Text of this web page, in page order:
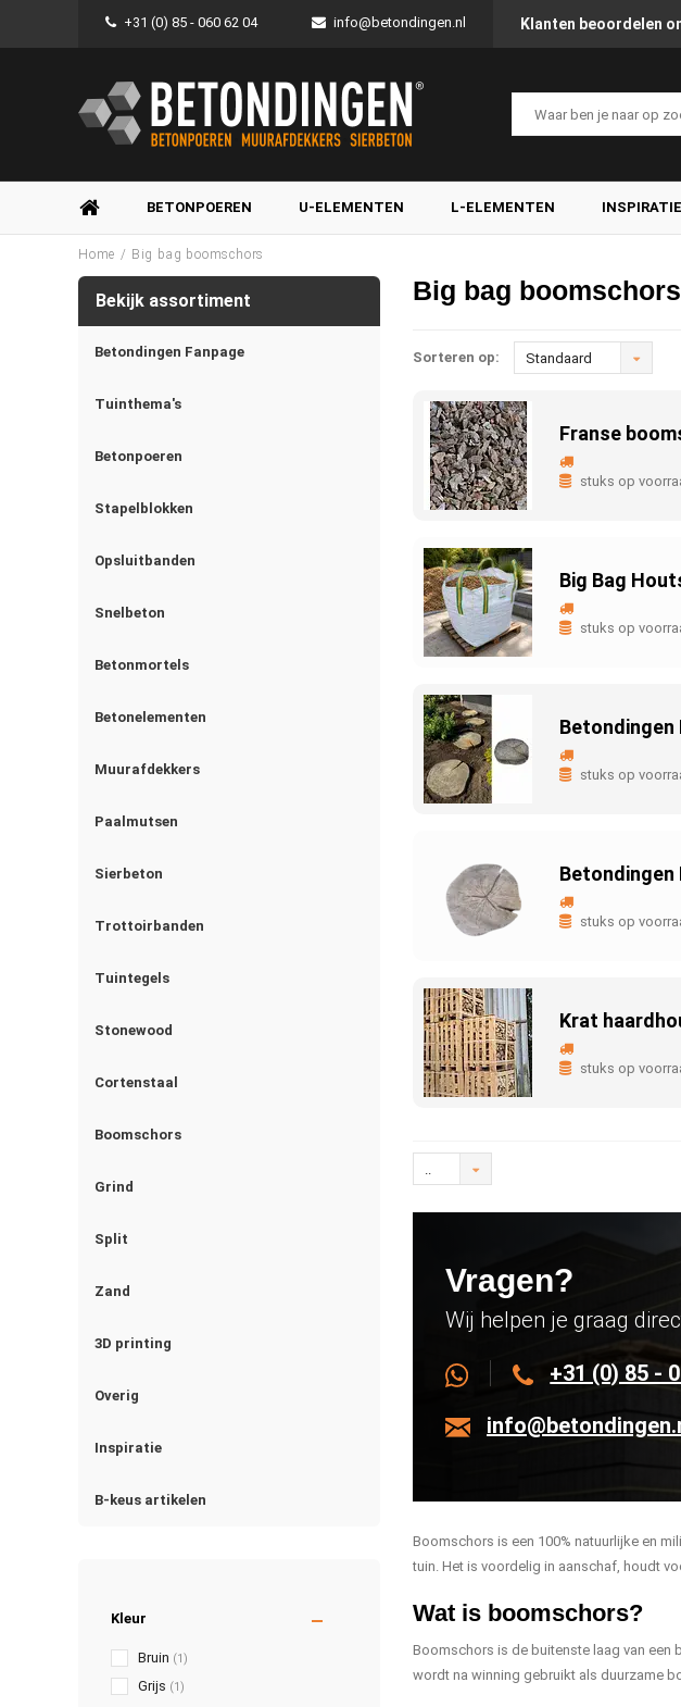
+31 (0) 85 - 060 62 04 info@betondingen.nl Klanten beoordelen
BETONPOEREN U-ELEMENTEN L-ELEMENTEN INSPIRATIE
Home / Big bag boomschors
Bekijk assortiment
Betondingen Fanpage
Tuinthema's
Betonpoeren
Stapelblokken
Opsluitbanden
Snelbeton
Betonmortels
Betonelementen
Muurafdekkers
Paalmutsen
Sierbeton
Trottoirbanden
Tuintegels
Stonewood
Cortenstaal
Boomschors
Grind
Split
Zand
3D printing
Overig
Inspiratie
B-keus artikelen
Kleur
Bruin (1)
Grijs (1)
Big bag boomschors
Sorteren op: Standaard
Franse
stuks op
Big Bag
stuks op
stuks op
stuks op
Krat
stuks op
..
Vragen?
Wij helpen je graag
+31 (0) 85 -
Boomschors is een 100% natuurlijke en
tuin. Het is voordelig in aanschaf, houdt
Wat is boomschors?
Boomschors is de buitenste laag van
wordt na winning gebruikt als duurzame